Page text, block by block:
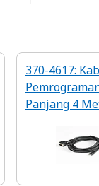
370-4617:
Panjang 4